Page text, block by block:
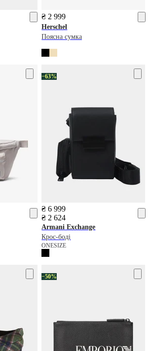
₴ 2 999
Herschel
Поясна сумка
−63%
₴ 6 999
₴ 2 624
Armani Exchange
Крос-боді
ONESIZE
−50%